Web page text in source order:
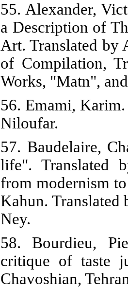
55. Alexander,
a Description of
Art. Translated by
of Compilation,
Works, "Matn",
56. Emami,
Niloufar.
57. Baudelaire,
life". Translated
from modernism
Kahun. Translated
Ney.
58. Bourdieu,
critique of taste
Chavoshian,